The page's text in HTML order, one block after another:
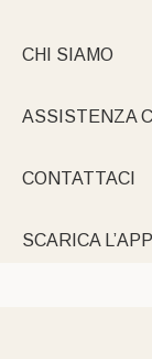
CHI SIAMO
ASSISTENZA
CONTATTACI
SCARICA